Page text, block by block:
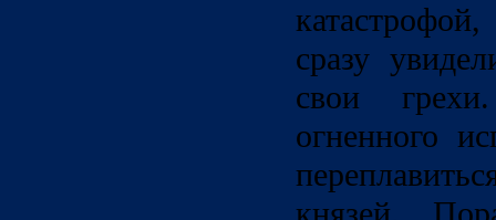
сразу
свои
огненного